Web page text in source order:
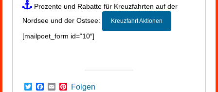
Prozente und Rabatte für Kreuzfahrten auf der
Nordsee und der Ostsee:
Kreuzfahrt Aktionen
[mailpoet_form id=“10″]
TwitterFacebook
EmailPinterest
Folgen